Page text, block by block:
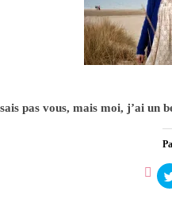
pas vous, mais moi, j’ai